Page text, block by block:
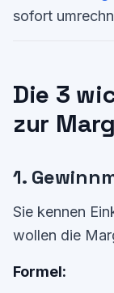
sofort
Die 3
zur
1.
Sie kennen
wollen die
Formel: